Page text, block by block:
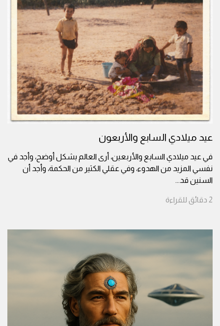
عيد ميلادي السابع والأربعون
في عيد ميلادي السابع والأربعين، أرى العالم بشكل أوضح، وأجد في
نفسي المزيد من الهدوء، وفي عقلي الكثير من الحكمة، وأجد أن
السنين قد...
2 دقائق للقراءة